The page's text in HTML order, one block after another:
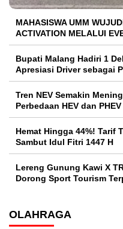
MAHASISWA UMM
ACTIVATION MELALUI
Bupati Malang Hadiri 1
Apresiasi Driver sebagai
Tren NEV Semakin
Perbedaan HEV dan PHEV
Hemat Hingga 44%! Tarif
Sambut Idul Fitri 1447 H
Lereng Gunung Kawi X
Dorong Sport Tourism
OLAHRAGA